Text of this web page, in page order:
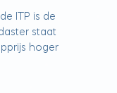
ITP is de
staat
hoger